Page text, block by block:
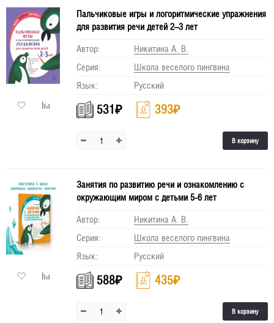
Пальчиковые игры и логоритмические упражнения
для развития речи детей 2–3 лет
Автор:
Никитина А. В.
Серия:
Школа веселого пингвина
Язык:
Русский
531₽ 393₽
В корзину
Занятия по развитию речи и ознакомлению с
окружающим миром с детьми 5-6 лет
Автор:
Никитина А. В.
Серия:
Школа веселого пингвина
Язык:
Русский
588₽ 435₽
В корзину